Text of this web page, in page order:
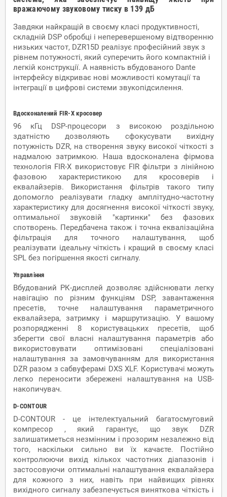
вражаючому звуковому тиску в 139 дБ
Завдяки найкращій в своєму класі продуктивності,
складній DSP обробці і неперевершеному відтворенню
низьких частот, DZR15D реалізує професійний звук з
рівнем потужності, який суперечить його компактній і
легкій конструкції. А наявність вбудованого Dante
інтерфейсу відкриває нові можливості комутації та
інтеграції в цифрові системи звукопідсилення.
Вдосконалений FIR-X кросовер
96 кГц DSP-процесори з високою роздільною
здатністю дозволяють сфокусувати вихідну
потужність DZR, на створення звуку високої чіткості з
надмалою затримкою. Наша вдосконалена фірмова
технологія FIR-X використовує FIR фільтри з лінійною
фазовою характеристикою для кросоверів і
еквалайзерів. Використання фільтрів такого типу
допомогло реалізувати гладку амплітудно-частотну
характеристику для досягнення високої чіткості звуку,
оптимальної звуковій "картинки" без фазових
спотворень. Передбачена також і точна еквалізаційна
фільтрація для точного налаштування, щоб
реалізувати ідеальну чіткість і кращий в своєму класі
SPL без погіршення якості сигналу.
Управління
Вбудований РК-дисплей дозволяє здійснювати легку
навігацію по різним функціям DSP, завантаження
пресетів, точне налаштування параметричного
еквалайзера, затримку і маршрутизацію. У вашому
розпорядженні 8 користувацьких пресетів, щоб
зберегти свої власні налаштування параметрів або
використовувати оптимізовані спеціалізовані
налаштування за замовчуванням для використання
DZR разом з сабвуферамі DXS XLF. Користувачі можуть
легко переносити збережені налаштування на USB-
накопичувач.
D-CONTOUR
D-CONTOUR - це інтелектуальний багатосмуговий
компресор , який гарантує, що звук DZR
залишатиметься незмінним і прозорим незалежно від
того, наскільки сильно ви їх качаєте. Постійно
контролюючи вихід кількох частотних діапазонів і
застосовуючи оптимальні налаштування еквалайзера
для кожного з них, навіть при найвищих рівнях
вихідного сигналу забезпечується виняткова чіткість і